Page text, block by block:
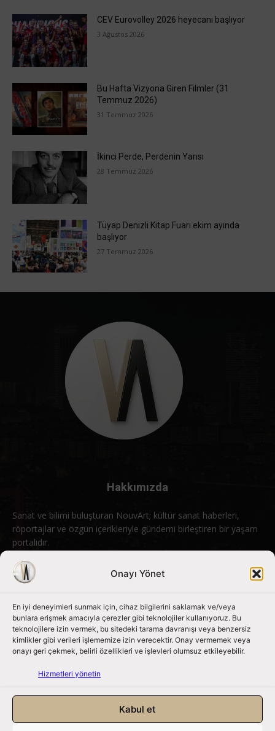
Onayı Yönet
En iyi deneyimleri sunmak için, cihaz bilgilerini saklamak ve/veya
bunlara erişmek amacıyla çerezler gibi teknolojiler kullanıyoruz. Bu
teknolojilere izin vermek, bu sitedeki tarama davranışı veya benzersiz
kimlikler gibi verileri işlememize izin verecektir. Onay vermemek veya
onayı geri çekmek, belirli özellikleri ve işlevleri olumsuz etkileyebilir.
Hizmetleri yönetin
Kabul et
CEV Eurovolley 2026 heyecanı başlıyor
3 Ağustos 2026
Bu Hafta Vizyona Giren Filmler (31
Temmuz 2026)
31 Temmuz 2026
İkinci Perde, Perdenin Yarısı
28 Temmuz 2026
Tüyap Denizli Kitap Fuarı ekim ayında
başlıyor
27 Temmuz 2026
Hakkımızda
Sanat ve bilimi buluşturan NouvArt; kültür sanat haberleri,
röportajlar ve özgün içerikleriyle gündemi birleştiren bir yaşam
portalıdır.
Bizimle iletişime geçin: info@nouvart.net
Bizi Takip Edin